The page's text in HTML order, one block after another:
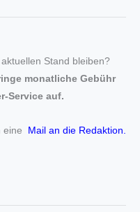
Stand bleiben?
monatliche Gebühr
Service auf.
eine Mail an die Redaktion.